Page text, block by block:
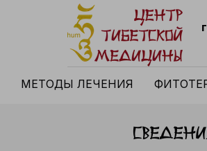
МЕТОДЫ ЛЕЧЕНИЯ